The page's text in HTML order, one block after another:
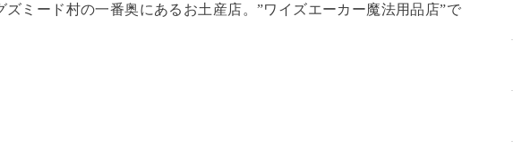
ミード村の一番奥にあるお土産店。”ワイズエーカー魔法用品店”で